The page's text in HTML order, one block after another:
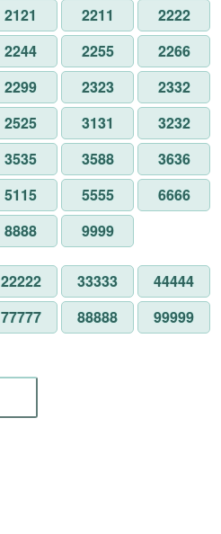
2121 2211
2222
2244 2255
2266
2299 2323
2332
2525 3131
3232
3535 3588
3636
5115 5555
6666
8888 9999
22222 33333
44444
77777 88888 99999